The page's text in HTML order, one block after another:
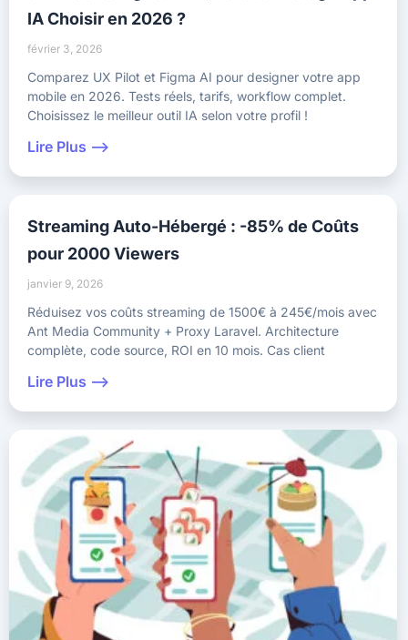
IA Choisir en 2026 ?
février 3, 2026
Comparez UX Pilot et Figma AI pour designer votre app
mobile en 2026. Tests réels, tarifs, workflow complet.
Choisissez le meilleur outil IA selon votre profil !
Lire Plus -->
Streaming Auto-Hébergé : -85% de Coûts
pour 2000 Viewers
janvier 9, 2026
Réduisez vos coûts streaming de 1500€ à 245€/mois avec
Ant Media Community + Proxy Laravel. Architecture
complète, code source, ROI en 10 mois. Cas client
Lire Plus -->